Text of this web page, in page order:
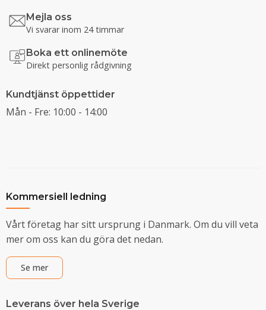
Mejla oss
Vi svarar inom 24 timmar
Boka ett onlinemöte
Direkt personlig rådgivning
Kundtjänst öppettider
Mån - Fre: 10:00 - 14:00
Kommersiell ledning
Vårt företag har sitt ursprung i Danmark. Om du vill veta
mer om oss kan du göra det nedan.
Se mer
Leverans över hela Sverige